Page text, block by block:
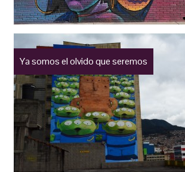
Ya somos el olvido que seremos